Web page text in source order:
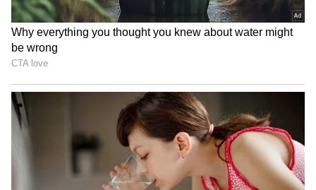
పాల్ చౌధురి ఆందోళణ వ్యక్తం చేశారు. బంగ్లాదేశ్‌ లోని
హిందువులు 1971 నుండి రాజకీయ ‌- మతపరమైన
దాడులను ఎదుర్కొంటున్నారని అభిప్రాయపడ్డారు.
చేసుకోవడం.. అక్కడి హిందూవులలో అభద్రతా భావం
పెంచుతుందన్నారు. అంతే కాదు 1971 మారణహోమం
సమయంలో బెంగాలీలను బంగ్లాదేశ్ లో నిర్మూలించాలన్న
ఉద్దేశంతోనే అల్లర్లు జరిగాయని.. దానికోసం పాకిస్తాన్ సైన్యం
అనేక రకాల వ్యూహాలు పన్నిందన్నారు.